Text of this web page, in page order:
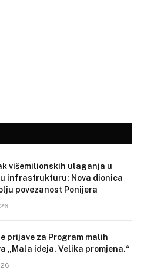
višemilionskih ulaganja u
infrastrukturu: Nova dionica
povezanost Ponijera
prijave za Program malih
„Mala ideja. Velika promjena.“